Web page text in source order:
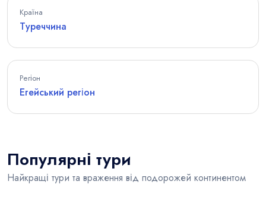
Країна
Туреччина
Регіон
Егейський регіон
Популярні тури
Найкращі тури та враження від подорожей континентом